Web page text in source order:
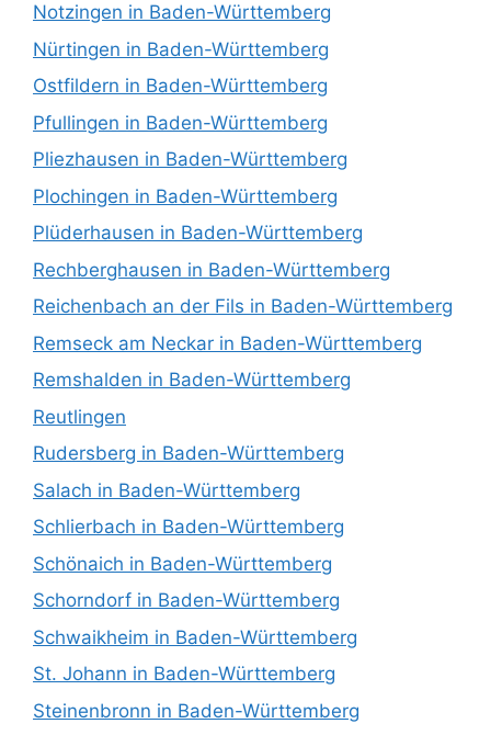
Notzingen in Baden-Württemberg
Nürtingen in Baden-Württemberg
Ostfildern in Baden-Württemberg
Pfullingen in Baden-Württemberg
Pliezhausen in Baden-Württemberg
Plochingen in Baden-Württemberg
Plüderhausen in Baden-Württemberg
Rechberghausen in Baden-Württemberg
Reichenbach an der Fils in Baden-Württemberg
Remseck am Neckar in Baden-Württemberg
Remshalden in Baden-Württemberg
Reutlingen
Rudersberg in Baden-Württemberg
Salach in Baden-Württemberg
Schlierbach in Baden-Württemberg
Schönaich in Baden-Württemberg
Schorndorf in Baden-Württemberg
Schwaikheim in Baden-Württemberg
St. Johann in Baden-Württemberg
Steinenbronn in Baden-Württemberg